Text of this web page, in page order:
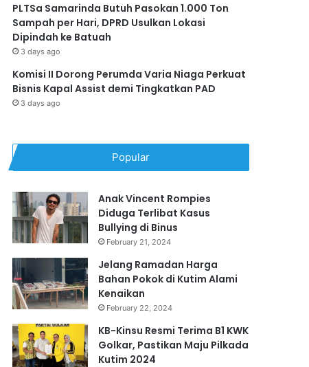
PLTSa Samarinda Butuh Pasokan 1.000 Ton
Sampah per Hari, DPRD Usulkan Lokasi
Dipindah ke Batuah
3 days ago
Komisi II Dorong Perumda Varia Niaga Perkuat
Bisnis Kapal Assist demi Tingkatkan PAD
3 days ago
Popular
Anak Vincent Rompies
Diduga Terlibat Kasus
Bullying di Binus
February 21, 2024
Jelang Ramadan Harga
Bahan Pokok di Kutim Alami
Kenaikan
February 22, 2024
KB-Kinsu Resmi Terima B1 KWK
Golkar, Pastikan Maju Pilkada
Kutim 2024